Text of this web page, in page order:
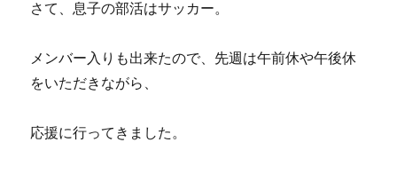
さて、息子の部活はサッカー。
メンバー入りも出来たので、先週は午前休や午後休
をいただきながら、
応援に行ってきました。